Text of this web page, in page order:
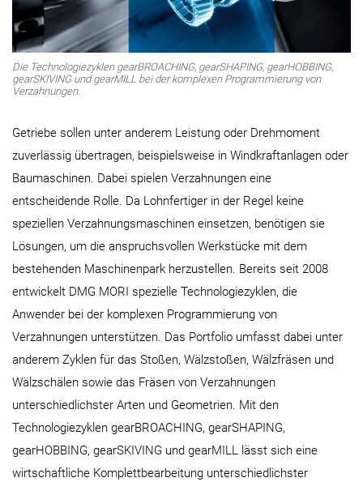
Die Technologiezyklen gearBROACHING, gearSHAPING, gearHOBBING,
gearSKIVING und gearMILL bei der komplexen Programmierung von
Verzahnungen.
Getriebe sollen unter anderem Leistung oder Drehmoment
zuverlässig übertragen, beispielsweise in Windkraftanlagen oder
Baumaschinen. Dabei spielen Verzahnungen eine
entscheidende Rolle. Da Lohnfertiger in der Regel keine
speziellen Verzahnungsmaschinen einsetzen, benötigen sie
Lösungen, um die anspruchsvollen Werkstücke mit dem
bestehenden Maschinenpark herzustellen. Bereits seit 2008
entwickelt DMG MORI spezielle Technologiezyklen, die
Anwender bei der komplexen Programmierung von
Verzahnungen unterstützen. Das Portfolio umfasst dabei unter
anderem Zyklen für das Stoßen, Wälzstoßen, Wälzfräsen und
Wälzschälen sowie das Fräsen von Verzahnungen
unterschiedlichster Arten und Geometrien. Mit den
Technologiezyklen gearBROACHING, gearSHAPING,
gearHOBBING, gearSKIVING und gearMILL lässt sich eine
wirtschaftliche Komplettbearbeitung unterschiedlichster